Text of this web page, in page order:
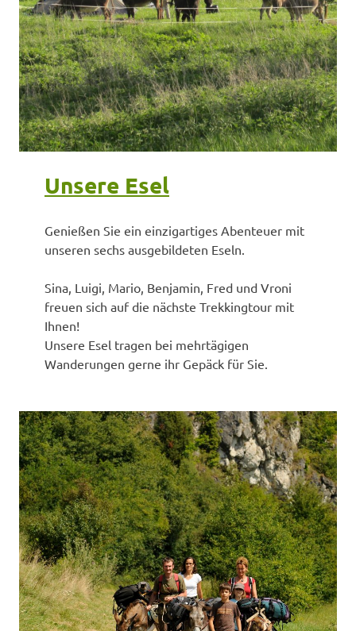
Unsere Esel
Genießen Sie ein einzigartiges Abenteuer mit
unseren sechs ausgebildeten Eseln.
Sina, Luigi, Mario, Benjamin, Fred und Vroni
freuen sich auf die nächste Trekkingtour mit
Ihnen!
Unsere Esel tragen bei mehrtägigen
Wanderungen gerne ihr Gepäck für Sie.